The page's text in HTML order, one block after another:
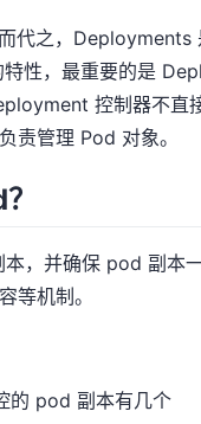
代之，Deployments
性，最重要的是
控制器不直
管理 Pod 对象。
，并确保 pod 副本
等机制。
的 pod 副本有几个